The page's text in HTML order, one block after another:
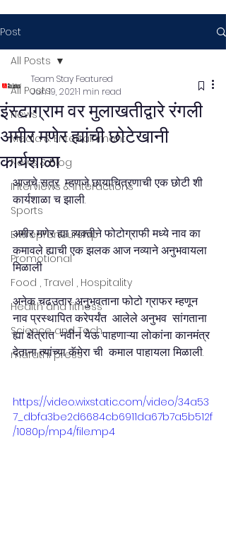
Post
All Posts
News
Media & Entertainment
News & Blog
Interviews & Interactions
Sports
Entrepreneurship
Promotional
Food , Travel , Hospitality
Health and fitness
Science and Tech
marathi press
All Posts
इंस्टाग्राम वर मुलाखतीद्वारे रंगली
अमीर मणेर ह्यांची छोटेखानी
कार्यशाळा
Team Stay Featured
Jun 19, 20211 min read
आजचे सत्र  म्हणजे छायाचित्रणाची एक छोटी शी
कार्यशाळा च झाली.
अमीर मणेर ह्या व्यक्तीने फोटोग्राफी मध्ये नाव का
कमावले ह्याची एक झलक आज नव्याने अनुभवायला
मिळाली
अनेक चढउतार अनुभवताना फोटो ग्राफर म्हणून
नाव प्रस्थापित करेपर्यंत  आलेले अनुभव  सांगताना
ह्या क्षेत्रात  नवीन येऊ पाहणाऱ्या लोकांना कानमंत्र
देताना त्यांच्या कॅमेरा ची  कमाल पाहायला मिळाली.
https://video.wixstatic.com/video/34a53
7_dbfa3be2d6684cb6911da67b7a5b512f
/1080p/mp4/file.mp4